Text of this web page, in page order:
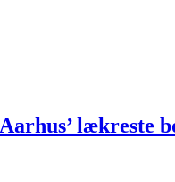
lækreste